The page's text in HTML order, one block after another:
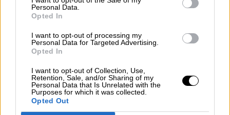
Personal Data.
Opted In
I want to opt-out of processing my
Personal Data for Targeted Advertising.
Opted In
I want to opt-out of Collection, Use,
Retention, Sale, and/or Sharing of my
Personal Data that Is Unrelated with the
Purposes for which it was collected.
Opted Out
Después de verano habrá una cuarta
vacuna, especialmente recomendada